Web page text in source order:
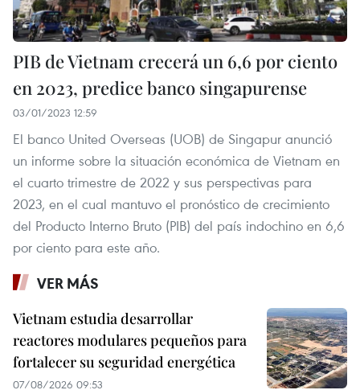
PIB de Vietnam crecerá un 6,6 por ciento
en 2023, predice banco singapurense
03/01/2023 12:59
El banco United Overseas (UOB) de Singapur anunció
un informe sobre la situación económica de Vietnam en
el cuarto trimestre de 2022 y sus perspectivas para
2023, en el cual mantuvo el pronóstico de crecimiento
del Producto Interno Bruto (PIB) del país indochino en 6,6
por ciento para este año.
VER MÁS
Vietnam estudia desarrollar
reactores modulares pequeños para
fortalecer su seguridad energética
07/08/2026 09:53